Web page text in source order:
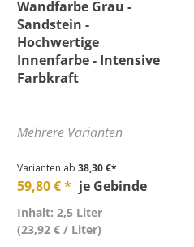
Wandfarbe Grau -
Sandstein -
Hochwertige
Innenfarbe - Intensive
Farbkraft
Mehrere Varianten
Varianten ab 38,30 €*
59,80 € * je Gebinde
Inhalt: 2,5 Liter
(23,92 € / Liter)